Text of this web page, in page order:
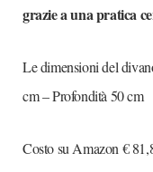
grazie a una pratica
Le dimensioni del
cm – Profondità 50 cm
Costo su Amazon €